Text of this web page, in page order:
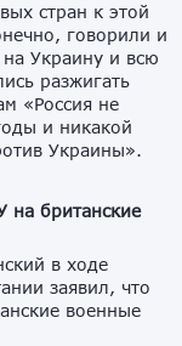
стран к этой
говорили и
Украину и всю
разжигать
«Россия не
и никакой
Украины».
на британские
в ходе
заявил, что
военные